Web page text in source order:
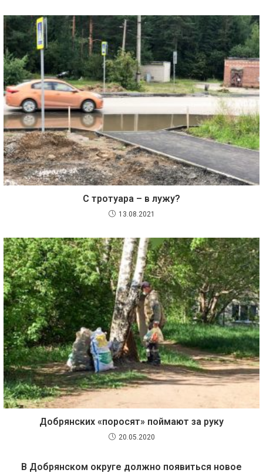
С тротуара – в лужу?
13.08.2021
Добрянских «поросят» поймают за руку
20.05.2020
В Добрянском округе должно появиться новое